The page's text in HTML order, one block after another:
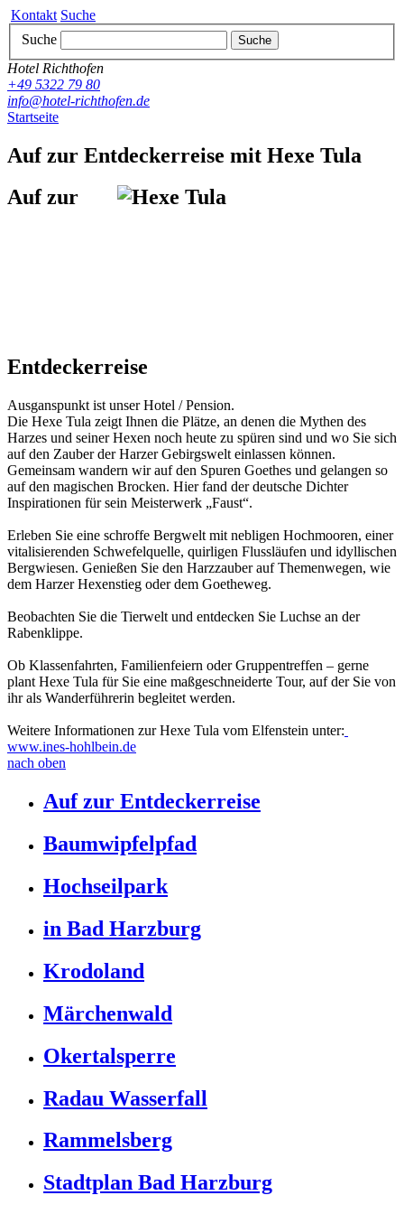
Kontakt Suche
Suche
Suche
Hotel Richthofen
+49 5322 79 80
info@hotel-richthofen.de
Startseite
Auf zur Entdeckerreise mit Hexe Tula
Auf zur
Entdeckerreise
Ausganspunkt ist unser Hotel / Pension.
Die Hexe Tula zeigt Ihnen die Plätze, an denen die Mythen des
Harzes und seiner Hexen noch heute zu spüren sind und wo Sie sich
auf den Zauber der Harzer Gebirgswelt einlassen können.
Gemeinsam wandern wir auf den Spuren Goethes und gelangen so
auf den magischen Brocken. Hier fand der deutsche Dichter
Inspirationen für sein Meisterwerk „Faust“.
Erleben Sie eine schroffe Bergwelt mit nebligen Hochmooren, einer
vitalisierenden Schwefelquelle, quirligen Flussläufen und idyllischen
Bergwiesen. Genießen Sie den Harzzauber auf Themenwegen, wie
dem Harzer Hexenstieg oder dem Goetheweg.
Beobachten Sie die Tierwelt und entdecken Sie Luchse an der
Rabenklippe.
Ob Klassenfahrten, Familienfeiern oder Gruppentreffen – gerne
plant Hexe Tula für Sie eine maßgeschneiderte Tour, auf der Sie von
ihr als Wanderführerin begleitet werden.
Weitere Informationen zur Hexe Tula vom Elfenstein unter:
www.ines-hohlbein.de
nach oben
Auf zur Entdeckerreise
Baumwipfelpfad
Hochseilpark
in Bad Harzburg
Krodoland
Märchenwald
Okertalsperre
Radau Wasserfall
Rammelsberg
Stadtplan Bad Harzburg